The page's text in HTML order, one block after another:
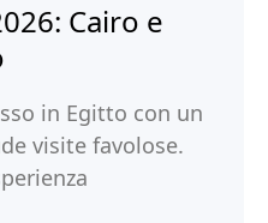
Cairo e
in Egitto con un
visite favolose.